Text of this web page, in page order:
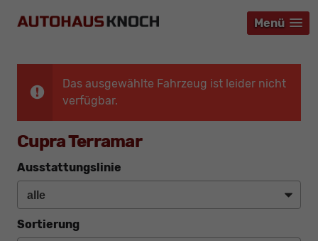
Menü
Menü
Menü
Das ausgewählte Fahrzeug ist leider nicht
verfügbar.
Cupra Terramar
Ausstattungslinie
Sortierung